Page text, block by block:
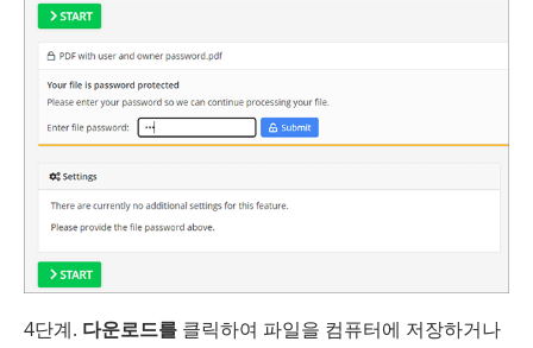
4단계. 다운로드를 클릭하여 파일을 컴퓨터에 저장하거나